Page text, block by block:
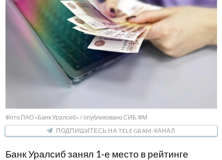
Фото ПАО «Банк Уралсиб» / опубликовано СИБ.ФМ
ПОДПИШИТЕСЬ НА TELEGRAM-КАНАЛ
Банк Уралсиб занял 1-е место в рейтинге